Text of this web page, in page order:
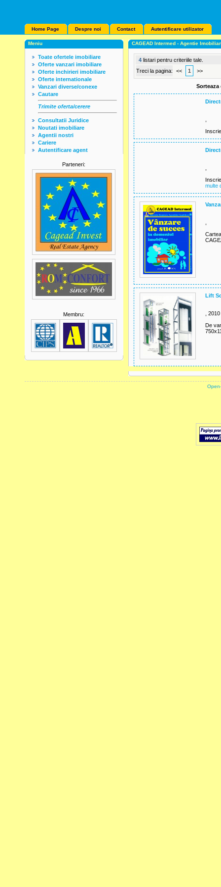
Home Page Despre noi Contact Autentificare utilizator
Meniu
Toate ofertele imobiliare
Oferte vanzari imobiliare
Oferte inchirieri imobiliare
Oferte internationale
Vanzari diverse/conexe
Cautare
Trimite oferta/cerere
Consultatii Juridice
Noutati imobiliare
Agentii nostri
Cariere
Autentificare agent
Parteneri:
Membru:
CAGEAD Intermed - Agentie
4 listari pentru criteriile tale.
Treci la pagina:
<< 1 >>
multe
Lift
, 2010
De